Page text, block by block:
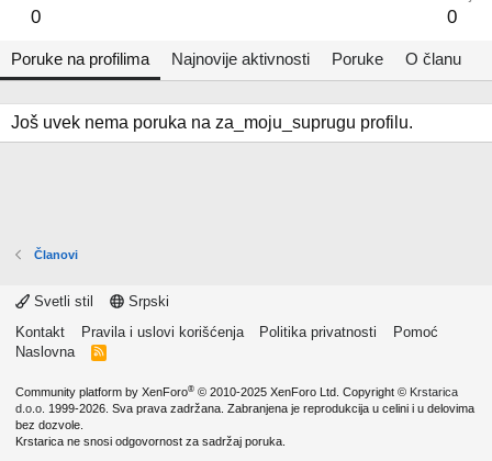
0 0
Poruke na profilima Najnovije aktivnosti Poruke O članu
Još uvek nema poruka na za_moju_suprugu profilu.
Članovi
Svetli stil
Srpski
Kontakt
Pravila i uslovi korišćenja Politika privatnosti
Pomoć
Naslovna
R
Community platform by XenForo® © 2010-2025 XenForo Ltd. Copyright © Krstarica
d.o.o. 1999-2026. Sva prava zadržana. Zabranjena je reprodukcija u celini i u delovima
bez dozvole.
Krstarica ne snosi odgovornost za sadržaj poruka.